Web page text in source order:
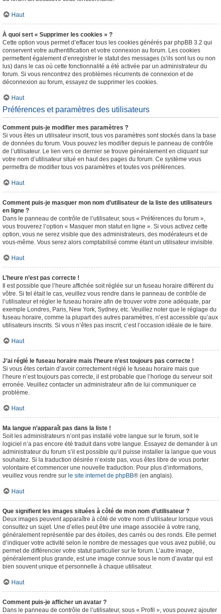
Haut
À quoi sert « Supprimer les cookies » ?
Cette option vous permet d’effacer tous les cookies générés par phpBB 3.2 qui
conservent votre authentification et votre connexion au forum. Les cookies
permettent également d’enregistrer le statut des messages (s’ils sont lus ou non
lus) dans le cas où cette fonctionnalité a été activée par un administrateur du
forum. Si vous rencontrez des problèmes récurrents de connexion et de
déconnexion au forum, essayez de supprimer les cookies.
Haut
Préférences et paramètres des utilisateurs
Comment puis-je modifier mes paramètres ?
Si vous êtes un utilisateur inscrit, tous vos paramètres sont stockés dans la base
de données du forum. Vous pouvez les modifier depuis le panneau de contrôle
de l’utilisateur. Le lien vers ce dernier se trouve généralement en cliquant sur
votre nom d’utilisateur situé en haut des pages du forum. Ce système vous
permettra de modifier tous vos paramètres et toutes vos préférences.
Haut
Comment puis-je masquer mon nom d’utilisateur de la liste des utilisateurs
en ligne ?
Dans le panneau de contrôle de l’utilisateur, sous « Préférences du forum »,
vous trouverez l’option « Masquer mon statut en ligne ». Si vous activez cette
option, vous ne serez visible que des administrateurs, des modérateurs et de
vous-même. Vous serez alors comptabilisé comme étant un utilisateur invisible.
Haut
L’heure n’est pas correcte !
Il est possible que l’heure affichée soit réglée sur un fuseau horaire différent du
vôtre. Si tel était le cas, veuillez vous rendre dans le panneau de contrôle de
l’utilisateur et régler le fuseau horaire afin de trouver votre zone adéquate, par
exemple Londres, Paris, New York, Sydney, etc. Veuillez noter que le réglage du
fuseau horaire, comme la plupart des autres paramètres, n’est accessible qu’aux
utilisateurs inscrits. Si vous n’êtes pas inscrit, c’est l’occasion idéale de le faire.
Haut
J’ai réglé le fuseau horaire mais l’heure n’est toujours pas correcte !
Si vous êtes certain d’avoir correctement réglé le fuseau horaire mais que
l’heure n’est toujours pas correcte, il est probable que l’horloge du serveur soit
erronée. Veuillez contacter un administrateur afin de lui communiquer ce
problème.
Haut
Ma langue n’apparaît pas dans la liste !
Soit les administrateurs n’ont pas installé votre langue sur le forum, soit le
logiciel n’a pas encore été traduit dans votre langue. Essayez de demander à un
administrateur du forum s’il est possible qu’il puisse installer la langue que vous
souhaitez. Si la traduction désirée n’existe pas, vous êtes libre de vous porter
volontaire et commencer une nouvelle traduction. Pour plus d’informations,
veuillez vous rendre sur le site internet de phpBB® (en anglais).
Haut
Que signifient les images situées à côté de mon nom d’utilisateur ?
Deux images peuvent apparaître à côté de votre nom d’utilisateur lorsque vous
consultez un sujet. Une d’elles peut être une image associée à votre rang,
généralement représentée par des étoiles, des carrés ou des ronds. Elle permet
d’indiquer votre activité selon le nombre de messages que vous avez publié, ou
permet de différencier votre statut particulier sur le forum. L’autre image,
généralement plus grande, est une image connue sous le nom d’avatar qui est
bien souvent unique et personnelle à chaque utilisateur.
Haut
Comment puis-je afficher un avatar ?
Dans le panneau de contrôle de l’utilisateur, sous « Profil », vous pouvez ajouter